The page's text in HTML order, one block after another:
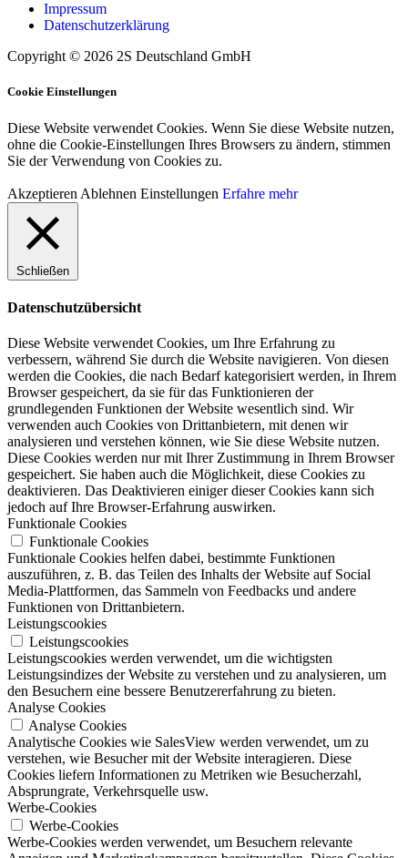
Impressum
Datenschutzerklärung
Copyright © 2026 2S Deutschland GmbH
Cookie Einstellungen
Diese Website verwendet Cookies. Wenn Sie diese Website nutzen,
ohne die Cookie-Einstellungen Ihres Browsers zu ändern, stimmen
Sie der Verwendung von Cookies zu.
Akzeptieren Ablehnen Einstellungen Erfahre mehr
Schließen
Datenschutzübersicht
Diese Website verwendet Cookies, um Ihre Erfahrung zu
verbessern, während Sie durch die Website navigieren. Von diesen
werden die Cookies, die nach Bedarf kategorisiert werden, in Ihrem
Browser gespeichert, da sie für das Funktionieren der
grundlegenden Funktionen der Website wesentlich sind. Wir
verwenden auch Cookies von Drittanbietern, mit denen wir
analysieren und verstehen können, wie Sie diese Website nutzen.
Diese Cookies werden nur mit Ihrer Zustimmung in Ihrem Browser
gespeichert. Sie haben auch die Möglichkeit, diese Cookies zu
deaktivieren. Das Deaktivieren einiger dieser Cookies kann sich
jedoch auf Ihre Browser-Erfahrung auswirken.
Funktionale Cookies
Funktionale Cookies
Funktionale Cookies helfen dabei, bestimmte Funktionen
auszuführen, z. B. das Teilen des Inhalts der Website auf Social
Media-Plattformen, das Sammeln von Feedbacks und andere
Funktionen von Drittanbietern.
Leistungscookies
Leistungscookies
Leistungscookies werden verwendet, um die wichtigsten
Leistungsindizes der Website zu verstehen und zu analysieren, um
den Besuchern eine bessere Benutzererfahrung zu bieten.
Analyse Cookies
Analyse Cookies
Analytische Cookies wie SalesView werden verwendet, um zu
verstehen, wie Besucher mit der Website interagieren. Diese
Cookies liefern Informationen zu Metriken wie Besucherzahl,
Absprungrate, Verkehrsquelle usw.
Werbe-Cookies
Werbe-Cookies
Werbe-Cookies werden verwendet, um Besuchern relevante